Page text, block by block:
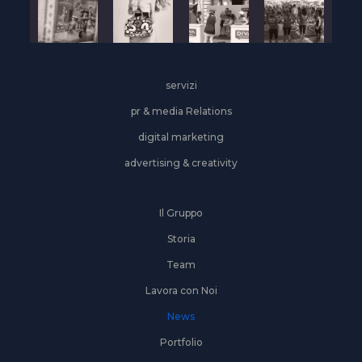
servizi
pr & media Relations
digital marketing
advertising & creativity
Il Gruppo
Storia
Team
Lavora con Noi
News
Portfolio